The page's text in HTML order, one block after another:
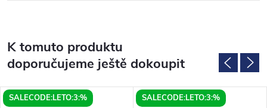
K tomuto produktu
doporučujeme ještě dokoupit
SALECODE:LETO:3:%
SALECODE:LETO:3:%